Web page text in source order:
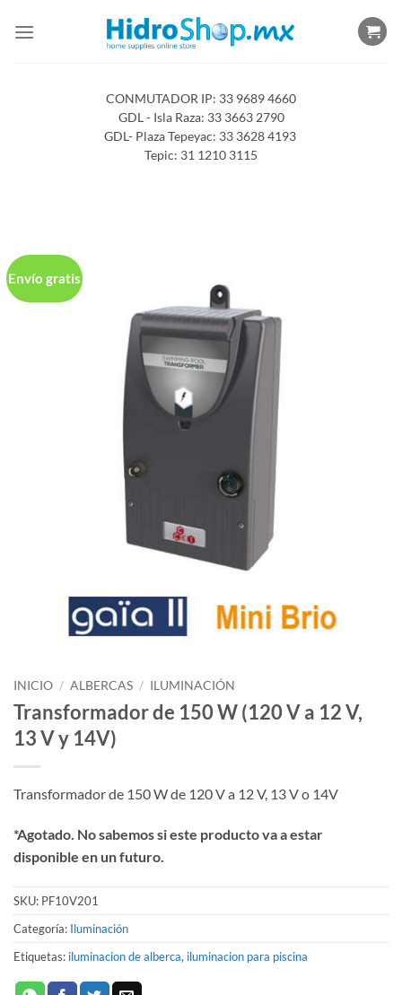
CONMUTADOR IP: 33 9689 4660
GDL - Isla Raza: 33 3663 2790
GDL- Plaza Tepeyac: 33 3628 4193
Tepic: 31 1210 3115
Envío gratis
INICIO / ALBERCAS / ILUMINACIÓN
Transformador de 150 W (120 V a 12 V,
13 V y 14V)
Transformador de 150 W de 120 V a 12 V, 13 V o 14V
*Agotado. No sabemos si este producto va a estar
disponible en un futuro.
SKU: PF10V201
Categoría: Iluminación
Etiquetas: iluminacion de alberca, iluminacion para piscina